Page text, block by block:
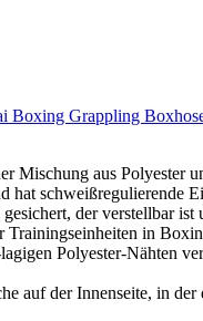
Grappling
aus Polyester
schweißregulierende
der verstellbar ist
Trainingseinheiten in
Polyester-Nähten
der Innenseite, in der